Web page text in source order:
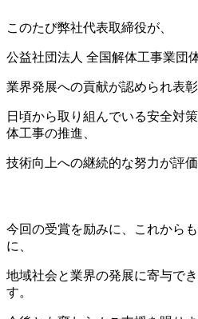
このたび弊社代表取締役が、
公益社団法人 全国解体工事業団
業界発展への貢献が認められ表彰
日頃から取り組んでいる安全対
体工事の推進、
技術向上への継続的な努力が評価
今回の受賞を励みに、これから
に、
地域社会と業界の発展に寄与で
す。